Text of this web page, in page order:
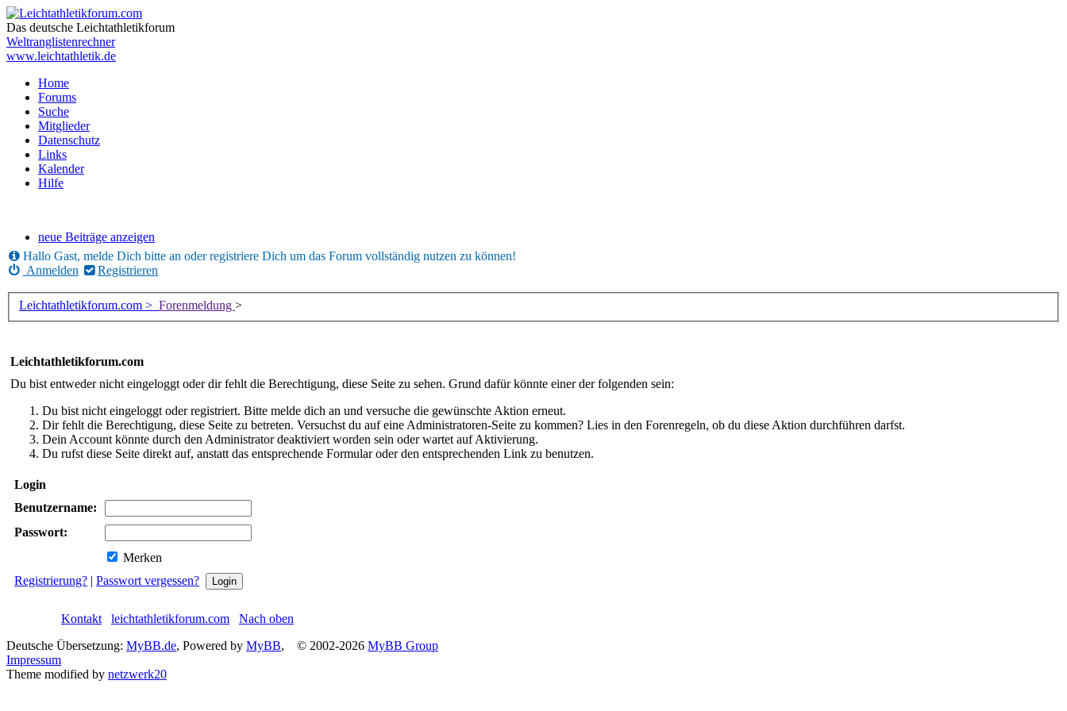
Das deutsche Leichtathletikforum
Weltranglistenrechner
www.leichtathletik.de
Home
Forums
Suche
Mitglieder
Datenschutz
Links
Kalender
Hilfe
neue Beiträge anzeigen
Hallo Gast, melde Dich bitte an oder registriere Dich um das Forum vollständig nutzen zu können!
Anmelden
Registrieren
Leichtathletikforum.com > Forenmeldung >
Leichtathletikforum.com
Du bist entweder nicht eingeloggt oder dir fehlt die Berechtigung, diese Seite zu sehen. Grund dafür könnte einer der folgenden sein:
Du bist nicht eingeloggt oder registriert. Bitte melde dich an und versuche die gewünschte Aktion erneut.
Dir fehlt die Berechtigung, diese Seite zu betreten. Versuchst du auf eine Administratoren-Seite zu kommen? Lies in den Forenregeln, ob du diese Aktion durchführen darfst.
Dein Account könnte durch den Administrator deaktiviert worden sein oder wartet auf Aktivierung.
Du rufst diese Seite direkt auf, anstatt das entsprechende Formular oder den entsprechenden Link zu benutzen.
Login
Benutzername:
Passwort:
Merken
Registrierung? | Passwort vergessen?
Kontakt leichtathletikforum.com
Nach oben
Deutsche Übersetzung: MyBB.de, Powered by MyBB, © 2002-2026 MyBB Group
Impressum
Theme modified by netzwerk20